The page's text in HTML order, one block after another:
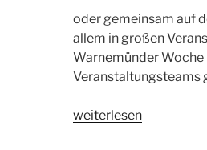
oder gemeinsam auf
allem in großen
Warnemünder
Veranstaltungsteams
„Großmeister
weiterlesen